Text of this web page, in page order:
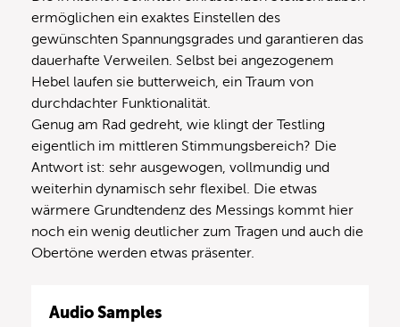
ermöglichen ein exaktes Einstellen des
gewünschten Spannungsgrades und garantieren das
dauerhafte Verweilen. Selbst bei angezogenem
Hebel laufen sie butterweich, ein Traum von
durchdachter Funktionalität.
Genug am Rad gedreht, wie klingt der Testling
eigentlich im mittleren Stimmungsbereich? Die
Antwort ist: sehr ausgewogen, vollmundig und
weiterhin dynamisch sehr flexibel. Die etwas
wärmere Grundtendenz des Messings kommt hier
noch ein wenig deutlicher zum Tragen und auch die
Obertöne werden etwas präsenter.
Audio Samples